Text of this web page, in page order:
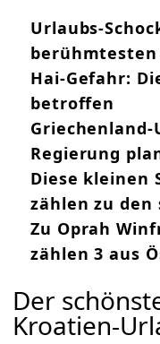
Urlaubs-
berühmtesten
Hai-Gefahr:
betroffen
Regierung
Diese kleinen
zählen zu den
Zu Oprah
zählen 3 aus
Der
Kroatien-